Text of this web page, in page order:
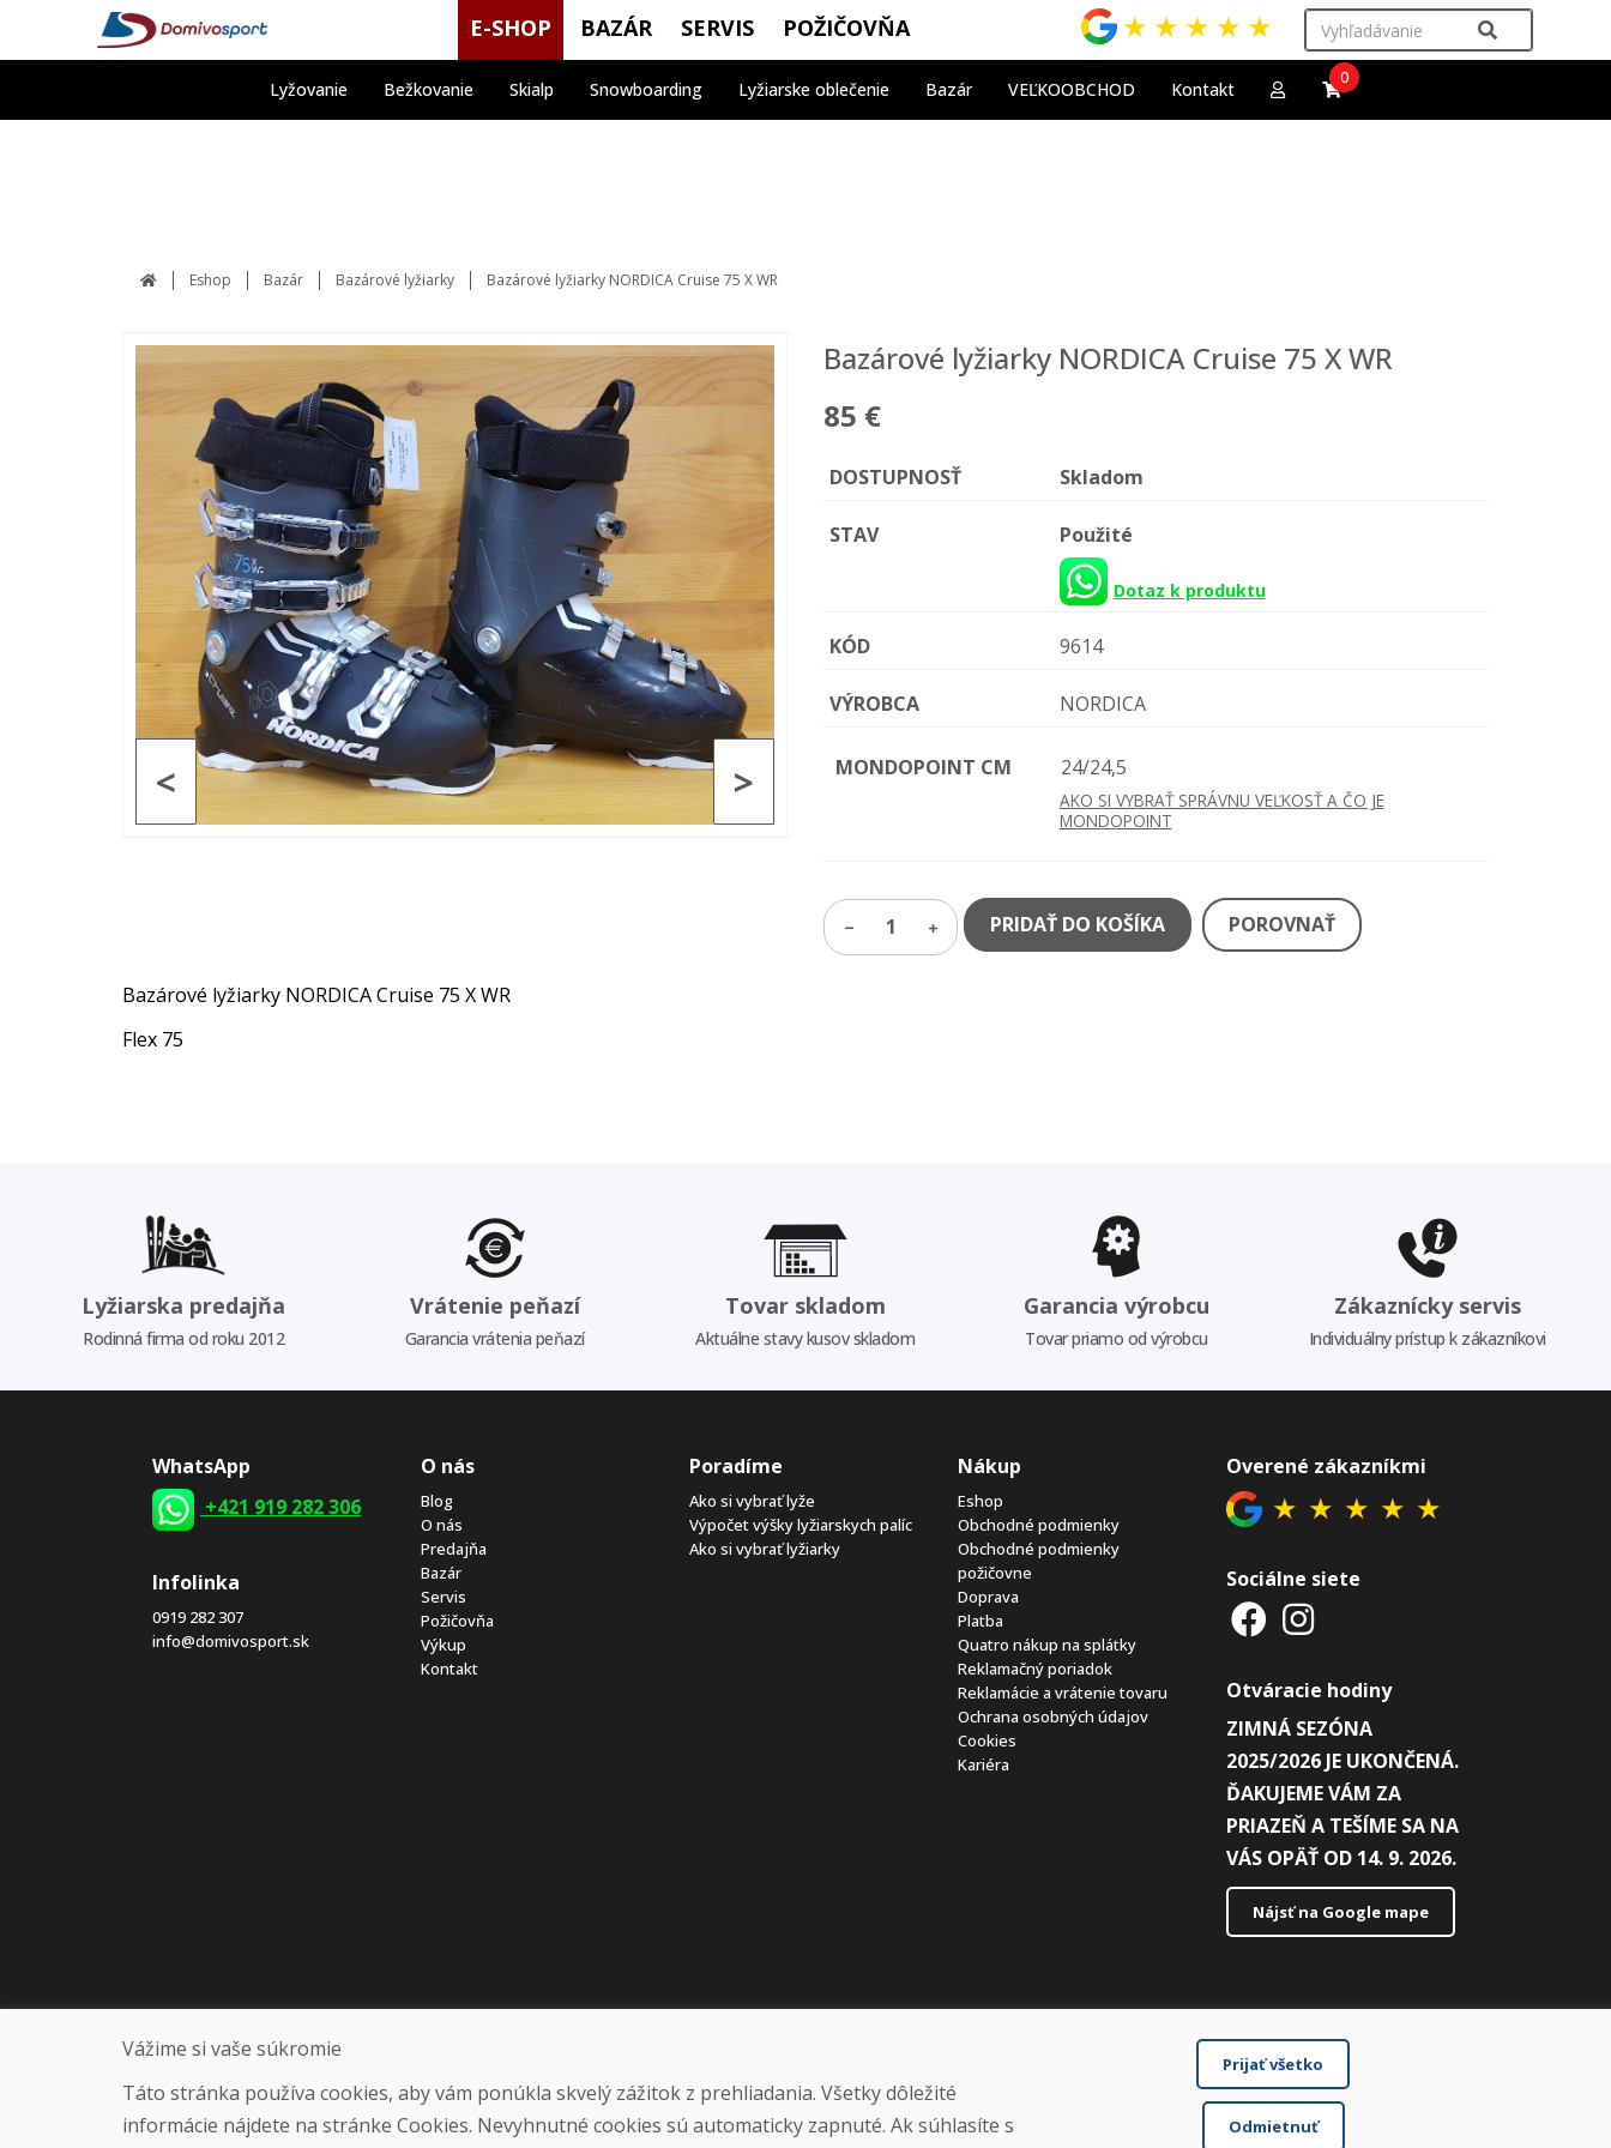
E-SHOP BAZÁR SERVIS POŽIČOVŇA ★ ★ ★ ★ ★
Lyžovanie Bežkovanie Skialp Snowboarding Lyžiarske oblečenie Bazár VEĽKOOBCHOD Kontakt
0
Eshop Bazár Bazárové lyžiarky Bazárové lyžiarky NORDICA Cruise 75 X WR
>
<
Bazárové lyžiarky NORDICA Cruise 75 X WR
85 €
DOSTUPNOSŤ Skladom
STAV Použité
Dotaz k produktu
KÓD 9614
VÝROBCA NORDICA
MONDOPOINT CM 24/24,5
AKO SI VYBRAŤ SPRÁVNU VEĽKOSŤ A ČO JE
MONDOPOINT
1 PRIDAŤ DO KOŠÍKA POROVNAŤ
Bazárové lyžiarky NORDICA Cruise 75 X WR
Flex 75
Lyžiarska predajňa
Rodinná firma od roku 2012
Vrátenie peňazí
Garancia vrátenia peňazí
Tovar skladom
Aktuálne stavy kusov skladom
Garancia výrobcu
Tovar priamo od výrobcu
Zákaznícky servis
Individuálny prístup k zákazníkovi
WhatsApp
+421 919 282 306
Infolinka
0919 282 307
info@domivosport.sk
O nás
Blog
O nás
Predajňa
Bazár
Servis
Požičovňa
Výkup
Kontakt
Poradíme
Ako si vybrať lyže
Výpočet výšky lyžiarskych palíc
Ako si vybrať lyžiarky
Nákup
Eshop
Obchodné podmienky
Obchodné podmienky
požičovne
Doprava
Platba
Quatro nákup na splátky
Reklamačný poriadok
Reklamácie a vrátenie tovaru
Ochrana osobných údajov
Cookies
Kariéra
Overené zákazníkmi
★ ★ ★ ★ ★
Sociálne siete
Otváracie hodiny
ZIMNÁ SEZÓNA
2025/2026 JE UKONČENÁ.
ĎAKUJEME VÁM ZA
PRIAZEŇ A TEŠÍME SA NA
VÁS OPÄŤ OD 14. 9. 2026.
Nájsť na Google mape
Vážime si vaše súkromie
Táto stránka používa cookies, aby vám ponúkla skvelý zážitok z prehliadania. Všetky dôležité
informácie nájdete na stránke Cookies. Nevyhnutné cookies sú automaticky zapnuté. Ak súhlasíte s
Prijať všetko
Odmietnuť